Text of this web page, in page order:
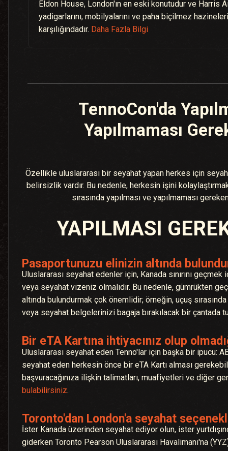
Eldon House, London'ın en eski konutudur ve Harris
yadigarlarını, mobilyalarını ve paha biçilmez
karşılığındadır. Daha Fazla Bilgi
TennoCon'da
Yapılmaması
Özellikle uluslararası bir seyahat yapan herkes için
belirsizlik vardır. Bu nedenle, herkesin işini
sırasında yapılması ve yapılmaması
YAPILMASI
Pasaportunuzu elinizin altında
Uluslararası seyahat edenler için, Kanada sınırını
veya seyahat vizeniz olmalıdır. Bu nedenle, gümrükten
altında bulundurmak çok önemlidir; örneğin, uçuş
veya seyahat belgelerinizi bagaja bırakılacak bir çantada
Bir eTA Kartına ihtiyacınız olup
Uluslararası seyahat eden Tenno'lar için başka bir ipucu:
seyahat eden herkesin önce bir eTA Kartı alması
başvuracağınıza ilişkin talimatları, muafiyetleri ve diğer
bulabilirsiniz.
Toronto'dan London'a seyahat
İster Kanada üzerinden seyahat ediyor olun, ister
giderken Toronto Pearson Uluslararası Havalimanı'na